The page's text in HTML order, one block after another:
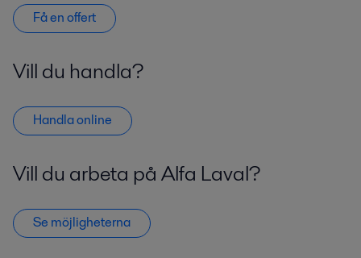
Få en offert
Vill du handla?
Handla online
Vill du arbeta på Alfa Laval?
Se möjligheterna